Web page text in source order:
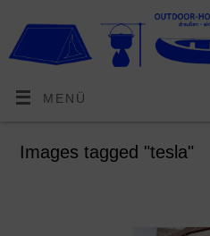
MENÜ
Images tagged "tesla"